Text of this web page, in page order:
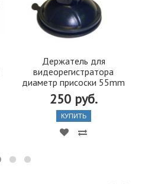
Держатель для
видеорегистратора
диаметр присоски 55mm
250 руб.
КУПИТЬ